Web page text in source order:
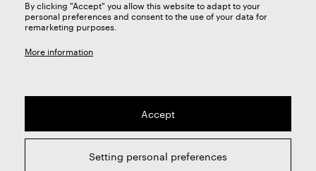
Technical support
2026 © ZPS-FN a.s. | All right reserved
webdesign byStudio 9
By clicking "Accept" you allow this website to adapt to your
personal preferences and consent to the use of your data for
remarketing purposes.
More information
Accept
Setting personal preferences